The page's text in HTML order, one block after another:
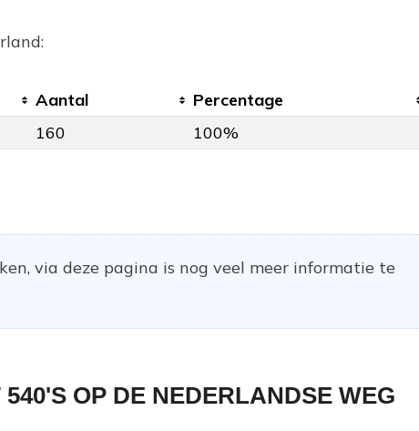
Aantal
Percentage
160 100%
via deze pagina is nog veel meer informatie te
OP DE NEDERLANDSE WEG